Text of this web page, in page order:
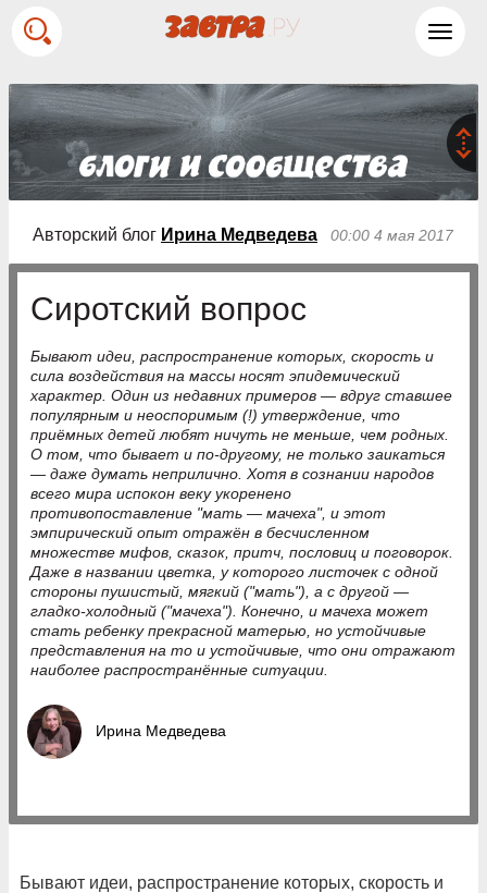
Авторский блог Ирина Медведева 00:00 4 мая 2017
Сиротский вопрос
Бывают идеи, распространение которых, скорость и
сила воздействия на массы носят эпидемический
характер. Один из недавних примеров — вдруг ставшее
популярным и неоспоримым (!) утверждение, что
приёмных детей любят ничуть не меньше, чем родных.
О том, что бывает и по-другому, не только заикаться
— даже думать неприлично. Хотя в сознании народов
всего мира испокон веку укоренено
противопоставление "мать — мачеха", и этот
эмпирический опыт отражён в бесчисленном
множестве мифов, сказок, притч, пословиц и поговорок.
Даже в названии цветка, у которого листочек с одной
стороны пушистый, мягкий ("мать"), а с другой —
гладко-холодный ("мачеха"). Конечно, и мачеха может
стать ребенку прекрасной матерью, но устойчивые
представления на то и устойчивые, что они отражают
наиболее распространённые ситуации.
Ирина Медведева
Бывают идеи, распространение которых, скорость и